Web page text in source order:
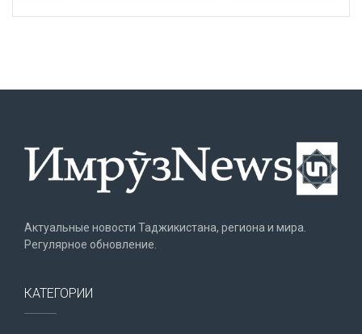
Актуальные новости Таджикистана, региона и мира.
Регулярное обновление.
КАТЕГОРИИ